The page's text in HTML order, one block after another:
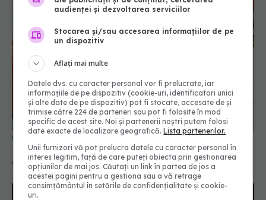
Creștere semnificativă a cazurilor noi de COVID-
04 iun 2025, 18:29
audienței și dezvoltarea serviciilor
Stocarea și/sau accesarea informațiilor de pe
un dispozitiv
Aflați mai multe
Datele dvs. cu caracter personal vor fi prelucrate, iar
informațiile de pe dispozitiv (cookie-uri, identificatori unici
și alte date de pe dispozitiv) pot fi stocate, accesate de și
trimise către 224 de parteneri sau pot fi folosite în mod
specific de acest site. Noi și partenerii noștri putem folosi
date exacte de localizare geografică.Lista partenerilor.
Unii furnizori vă pot prelucra datele cu caracter personal în
interes legitim, față de care puteți obiecta prin gestionarea
opțiunilor de mai jos. Căutați un link în partea de jos a
acestei pagini pentru a gestiona sau a vă retrage
consimțământul în setările de confidențialitate și cookie-
uri.